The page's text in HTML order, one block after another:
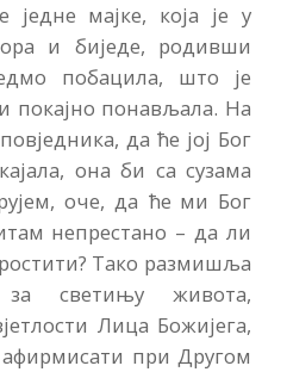
мајке, која је у
и биједе, родивши
побацила, што је
покајно понављала. На
да ће јој Бог
она би са сузама
оче, да ће ми Бог
непрестано – да ли
Тако размишља
за светињу живота,
Лица Божијега,
афирмисати при Другом